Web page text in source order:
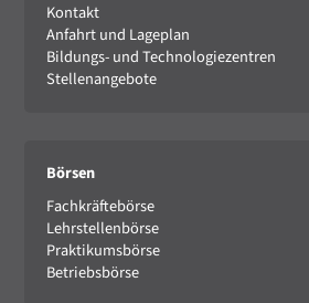
Kontakt
Anfahrt und Lageplan
Bildungs- und Technologiezentren
Stellenangebote
Börsen
Fachkräftebörse
Lehrstellenbörse
Praktikumsbörse
Betriebsbörse